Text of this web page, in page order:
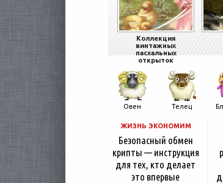
Коллекция
винтажных
пасхальных
открыток
Овен Телец
ЖИЗНЬ ЭКОНОМИМ
Безопасный обмен
крипты — инструкция
для тех, кто делает
это впервые